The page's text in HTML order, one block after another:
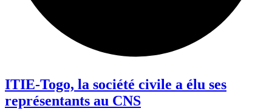
ITIE-Togo, la société civile a élu ses
représentants au CNS